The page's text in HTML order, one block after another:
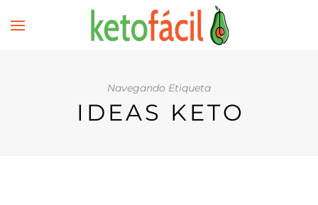
Navegando Etiqueta
IDEAS KETO